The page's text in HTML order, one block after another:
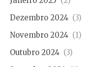
Dezembro 2024 (3)
Novembro 2024 (1)
Outubro 2024 (3)